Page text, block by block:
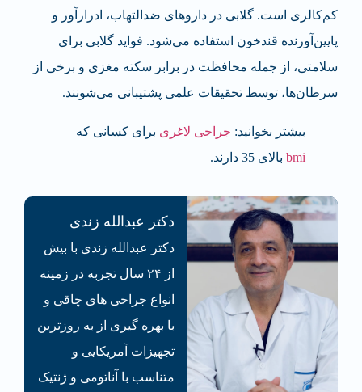
کم‌کالری است. گلابی در داروهای ضدالتهاب، ادرارآور و
پایین‌آورنده قند‌خون استفاده می‌شود. فواید گلابی برای
سلامتی، از جمله محافظت در برابر سکته مغزی و برخی از
سرطان‌ها، توسط تحقیقات علمی پشتیبانی می‌شونند.
بیشتر بخوانید: جراحی لاغری برای کسانی که
bmi بالای 35 دارند.
دکتر عبدالله زندی
دکتر عبدالله زندی با بیش
از ۲۴ سال تجربه در زمینه
انواع جراحی های چاقی و
با بهره گیری از به روزترین
تجهیزات آمریکایی و
متناسب با آناتومی و ژنتیک